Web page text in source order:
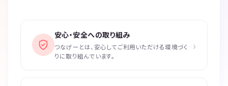
安心・安全への取り組み
つなげーとは、安心してご利用いただける環境づく
りに取り組んでいます。
›